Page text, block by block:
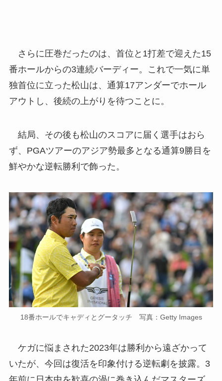
さらに圧巻だったのは、首位と1打差で迎えた15
番ホールからの3連続バーディー。これで一気に単
独首位に立った松山は、通算17アンダーでホール
アウトし、後続の上がりを待つことに。
結局、その後も松山のスコアに届く選手はおら
ず、PGAツアーのアジア勢最多となる通算9勝目を
鮮やかな逆転勝利で飾った。
18番ホールでキャディとグータッチ 写真：Getty Images
ケガに悩まされた2023年は勝利から遠ざかって
いたが、今回は復活を印象付ける逆転劇を披露。3